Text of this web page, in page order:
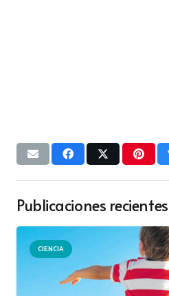
Publicaciones recientes
CIENCIA